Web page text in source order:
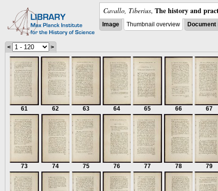
Cavallo, Tiberius, The history and
Image Thumbnail overview
< >
61 62 63 64 65 66 67
73 74 75 76 77 78 79